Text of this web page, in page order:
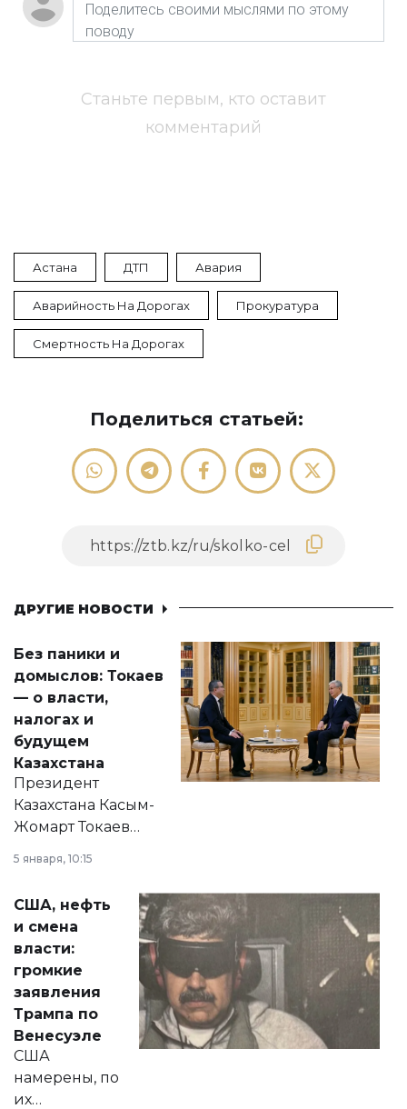
Станьте первым, кто оставит
комментарий
Астана ДТП Авария
Аварийность На Дорогах Прокуратура
Смертность На Дорогах
Поделиться статьей:
ДРУГИЕ НОВОСТИ
Без паники и
домыслов: Токаев
— о власти,
налогах и
будущем
Казахстана
Президент
Казахстана Касым-
Жомарт Токаев
сразу несколько
актуальных тем —
от слухов о
политических
реформах до
вопросов армии,
экономики и
личного здоровья.
5 января, 10:15
США, нефть
и смена
власти:
громкие
заявления
Трампа по
Венесуэле
США
намерены, по
их